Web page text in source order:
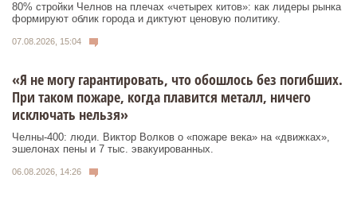
80% стройки Челнов на плечах «четырех китов»: как лидеры рынка
формируют облик города и диктуют ценовую политику.
07.08.2026, 15:04
«Я не могу гарантировать, что обошлось без погибших.
При таком пожаре, когда плавится металл, ничего
исключать нельзя»
Челны-400: люди. Виктор Волков о «пожаре века» на «движках»,
эшелонах пены и 7 тыс. эвакуированных.
06.08.2026, 14:26